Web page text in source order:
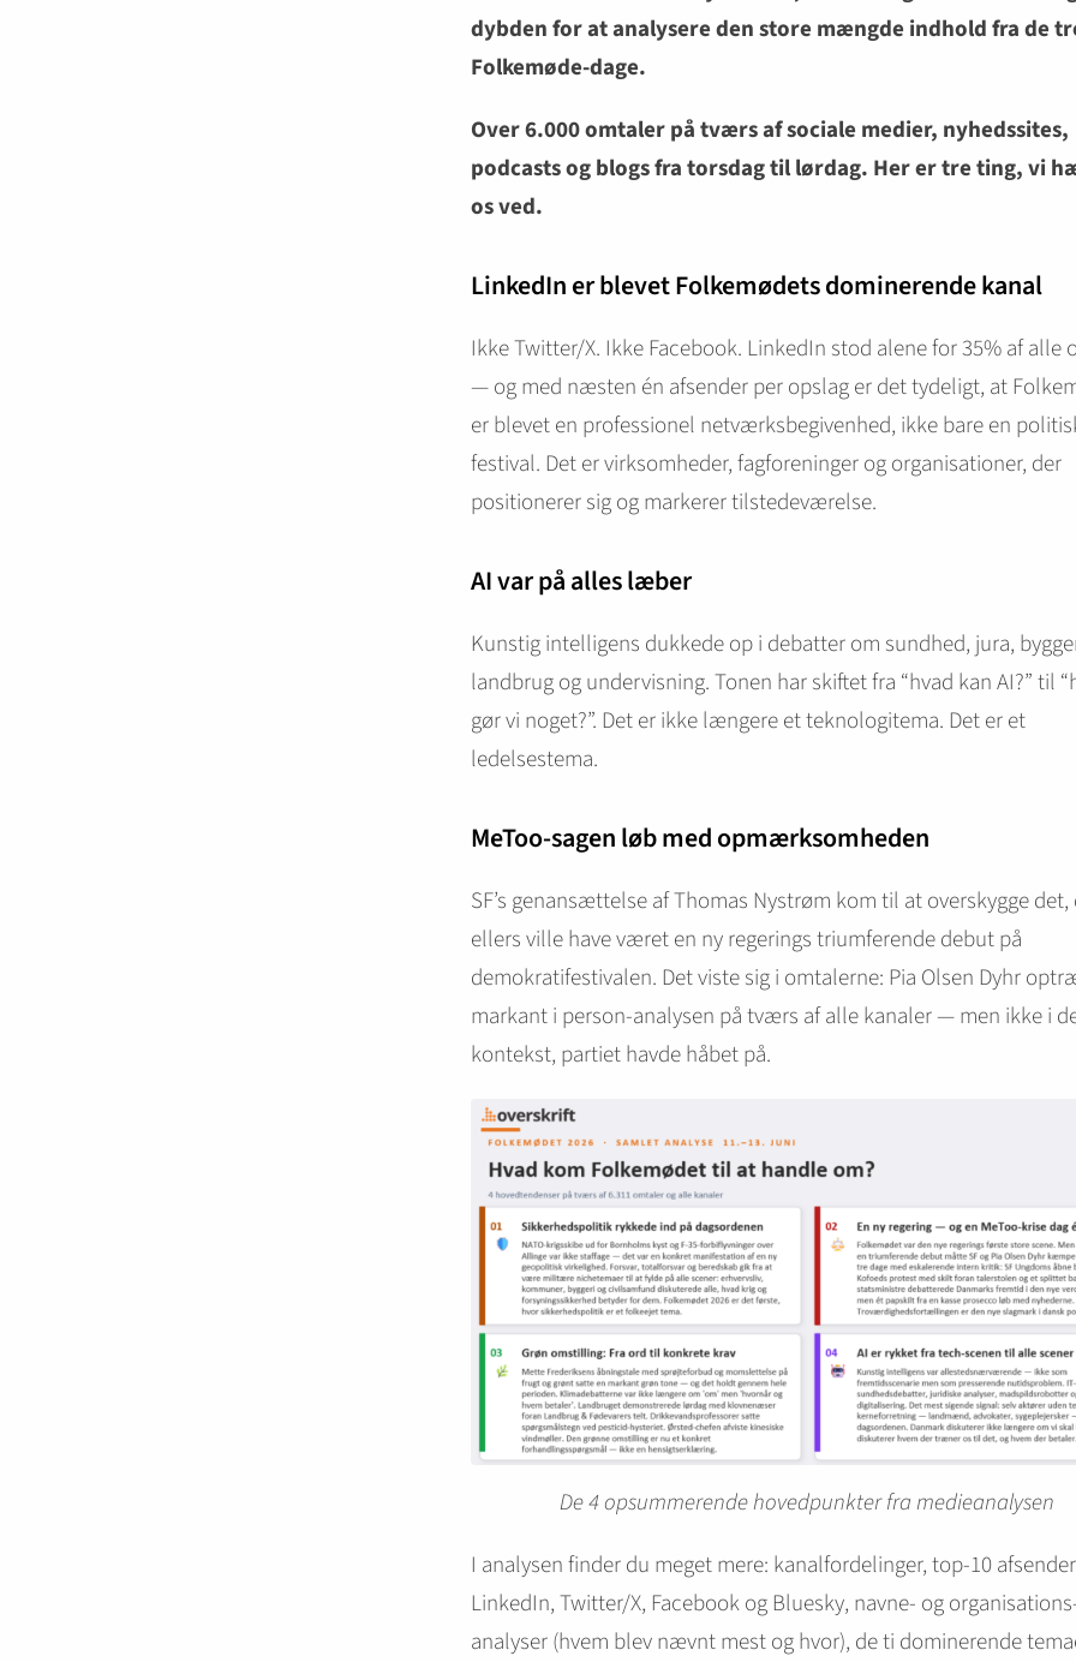
dybden for at analysere den store mængde indhold fra de
Folkemøde-dage.
Over 6.000 omtaler på tværs af sociale medier, nyhedssites,
podcasts og blogs fra torsdag til lørdag. Her er tre ting, vi
os ved.
LinkedIn er blevet Folkemødets dominerende kanal
Ikke Twitter/X. Ikke Facebook. LinkedIn stod alene for 35% af alle
— og med næsten én afsender per opslag er det tydeligt, at
er blevet en professionel netværksbegivenhed, ikke bare en
festival. Det er virksomheder, fagforeninger og organisationer, der
positionerer sig og markerer tilstedeværelse.
AI var på alles læber
Kunstig intelligens dukkede op i debatter om sundhed, jura,
landbrug og undervisning. Tonen har skiftet fra “hvad kan AI?” til
gør vi noget?”. Det er ikke længere et teknologitema. Det er et
ledelsestema.
MeToo-sagen løb med opmærksomheden
SF’s genansættelse af Thomas Nystrøm kom til at overskygge det,
ellers ville have været en ny regerings triumferende debut på
demokratifestivalen. Det viste sig i omtalerne: Pia Olsen Dyhr
markant i person-analysen på tværs af alle kanaler — men ikke i
kontekst, partiet havde håbet på.
De 4 opsummerende hovedpunkter fra medieanalysen
I analysen finder du meget mere: kanalfordelinger, top-10
LinkedIn, Twitter/X, Facebook og Bluesky, navne- og
analyser (hvem blev nævnt mest og hvor), de ti dominerende